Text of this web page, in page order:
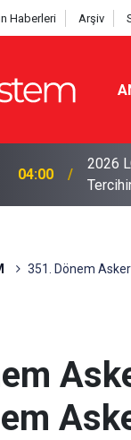
Haberleri Arşiv
04:00
2026
351. Dönem